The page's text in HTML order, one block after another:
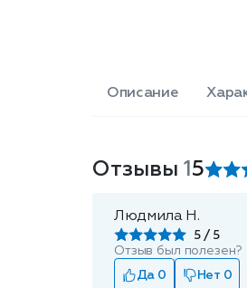
Описание
Отзывы 1 5
Людмила Н.
5
Отзыв был полезен?
Да 0
Нет 0